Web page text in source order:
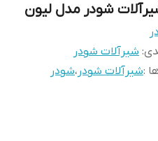
شودر مدل لیون
: شیرآلات شودر
:شیرآلات شودر ،شودر